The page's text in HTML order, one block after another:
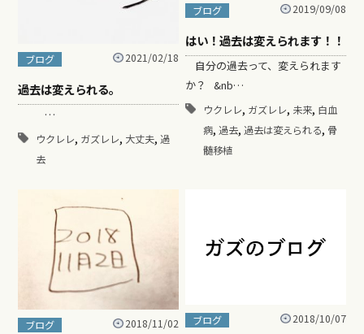
ブログ 2021/02/18
過去は変えられる。
…
ウクレレ, ガズレレ, 大丈夫, 過
去
ブログ 2019/09/08
はい！過去は変えられます！！
自分の過去って、変えられます
か？ &nb…
ウクレレ, ガズレレ, 未来, 白血
病, 過去, 過去は変えられる, 骨
髄移植
ブログ 2018/11/02 ブログ 2018/10/07